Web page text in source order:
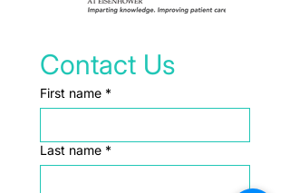
Contact Us
First name *
Last name *